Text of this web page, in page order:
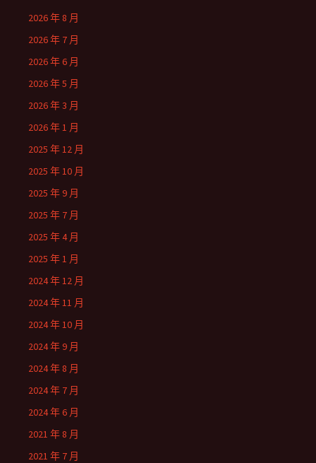
2026 年 8 月
2026 年 7 月
2026 年 6 月
2026 年 5 月
2026 年 3 月
2026 年 1 月
2025 年 12 月
2025 年 10 月
2025 年 9 月
2025 年 7 月
2025 年 4 月
2025 年 1 月
2024 年 12 月
2024 年 11 月
2024 年 10 月
2024 年 9 月
2024 年 8 月
2024 年 7 月
2024 年 6 月
2021 年 8 月
2021 年 7 月